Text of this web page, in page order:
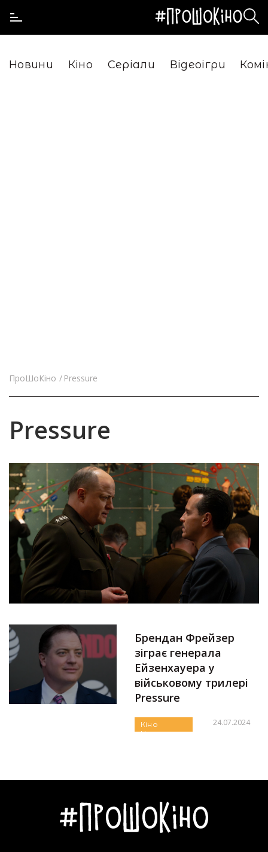
Новини Кіно Серіали Відеоігри
ПроШоКіно Pressure
Pressure
Кіно
Новини
Брендан Фрейзер
зіграє генерала
Ейзенхауера у
військовому трилері
Pressure
24.07.2024